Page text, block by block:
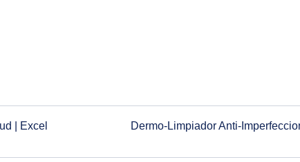
| Excel
Dermo-Limpiador Anti-